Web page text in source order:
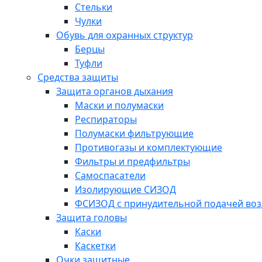
Стельки
Чулки
Обувь для охранных структур
Берцы
Туфли
Средства защиты
Защита органов дыхания
Маски и полумаски
Респираторы
Полумаски фильтрующие
Противогазы и комплектующие
Фильтры и предфильтры
Самоспасатели
Изолирующие СИЗОД
ФСИЗОД с принудительной подачей
Защита головы
Каски
Каскетки